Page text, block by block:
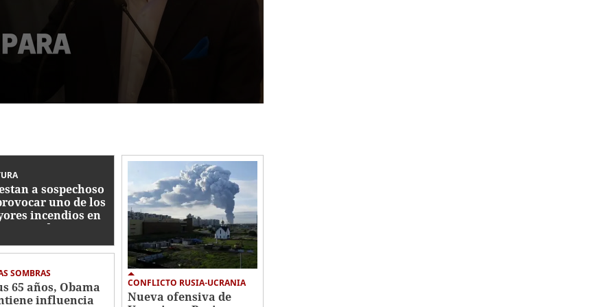
a sospechoso
uno de los
incendios en
de EE UU
SOMBRAS
65 años, Obama
influencia
CONFLICTO RUSIA-UCRANIA
Nueva ofensiva de